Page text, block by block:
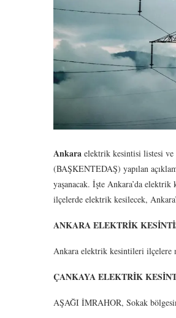
Ankara elektrik kesintisi listesi ve
(BAŞKENTEDAŞ) yapılan
yaşanacak. İşte Ankara’da
ilçelerde elektrik kesilecek,
ANKARA ELEKTRİK
Ankara elektrik kesintileri ilçelere
ÇANKAYA ELEKTRİK
AŞAĞI İMRAHOR, Sokak